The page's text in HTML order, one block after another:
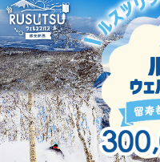
TOP 旅行・宿泊・体験
TOP 旅行・宿泊・体験
TOP 旅行・宿泊・体験